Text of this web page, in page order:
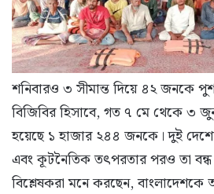
শনিবারও ৩ সীমান্ত দিয়ে ৪২ জনকে
বিজিবির হিসাবে, গত ৭ মে থেকে ৩
হয়েছে ১ হাজার ২৪৪ জনকে। দুই
এবং কূটনৈতিক তৎপরতার পরও তা বন্ধ
বিশ্লেষকরা মনে করছেন, বাংলাদেশকে